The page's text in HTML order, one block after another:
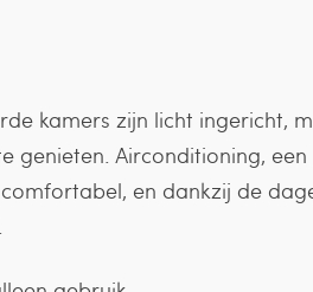
kamers zijn licht ingericht,
genieten. Airconditioning,
en dankzij de